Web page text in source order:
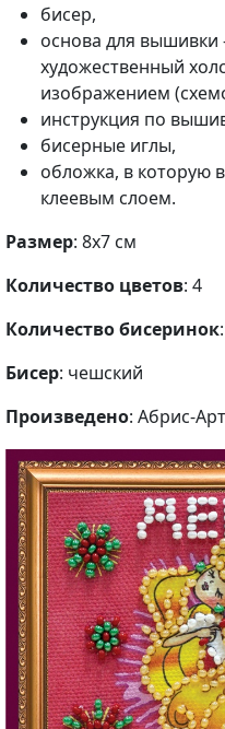
бисер,
основа для вышивки
художественный
изображением
инструкция по
бисерные иглы,
обложка, в которую
клеевым слоем.
Размер: 8х7 см
Количество цветов: 4
Количество бисеринок
Бисер: чешский
Произведено: Абрис-